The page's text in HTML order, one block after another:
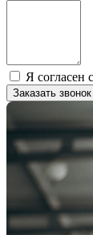
Я согласен с
Заказать звонок